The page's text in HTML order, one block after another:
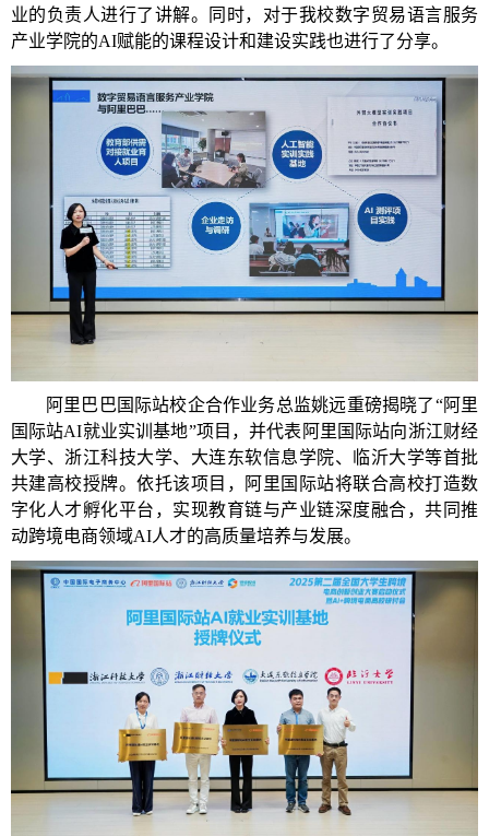
业的负责人进行了讲解。同时，对于我校数字贸易语言服务
产业学院的AI赋能的课程设计和建设实践也进行了分享。
阿里巴巴国际站校企合作业务总监姚远重磅揭晓了“阿里
国际站AI就业实训基地”项目，并代表阿里国际站向浙江财经
大学、浙江科技大学、大连东软信息学院、临沂大学等首批
共建高校授牌。依托该项目，阿里国际站将联合高校打造数
字化人才孵化平台，实现教育链与产业链深度融合，共同推
动跨境电商领域AI人才的高质量培养与发展。